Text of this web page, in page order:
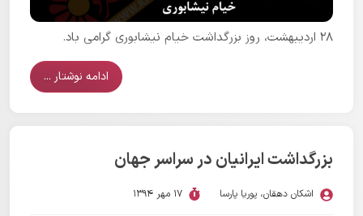
۲۸ اردیبهشت، روز بزرگداشت خیام نیشابوری گرامی باد.
ادامه نوشتار ...
بزرگداشت ایرانیان در سراسر جهان
اشکان دهقان، پوریا پارسا 17 مهر 1394